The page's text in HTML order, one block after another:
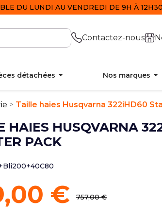
DU LUNDI AU VENDREDI DE 9H À
Contactez-nous
détachées Nos marques
Taille haies Husqvarna 322iHD60
HAIES HUSQVARNA
PACK
€ 757,00 €